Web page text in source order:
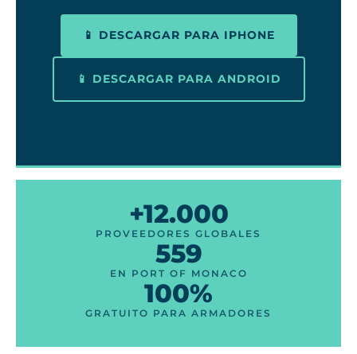
📱 DESCARGAR PARA IPHONE
📱 DESCARGAR PARA ANDROID
+12.000
PROVEEDORES GLOBALES
559
EN PORT OF MONACO
100%
GRATUITO PARA ARMADORES